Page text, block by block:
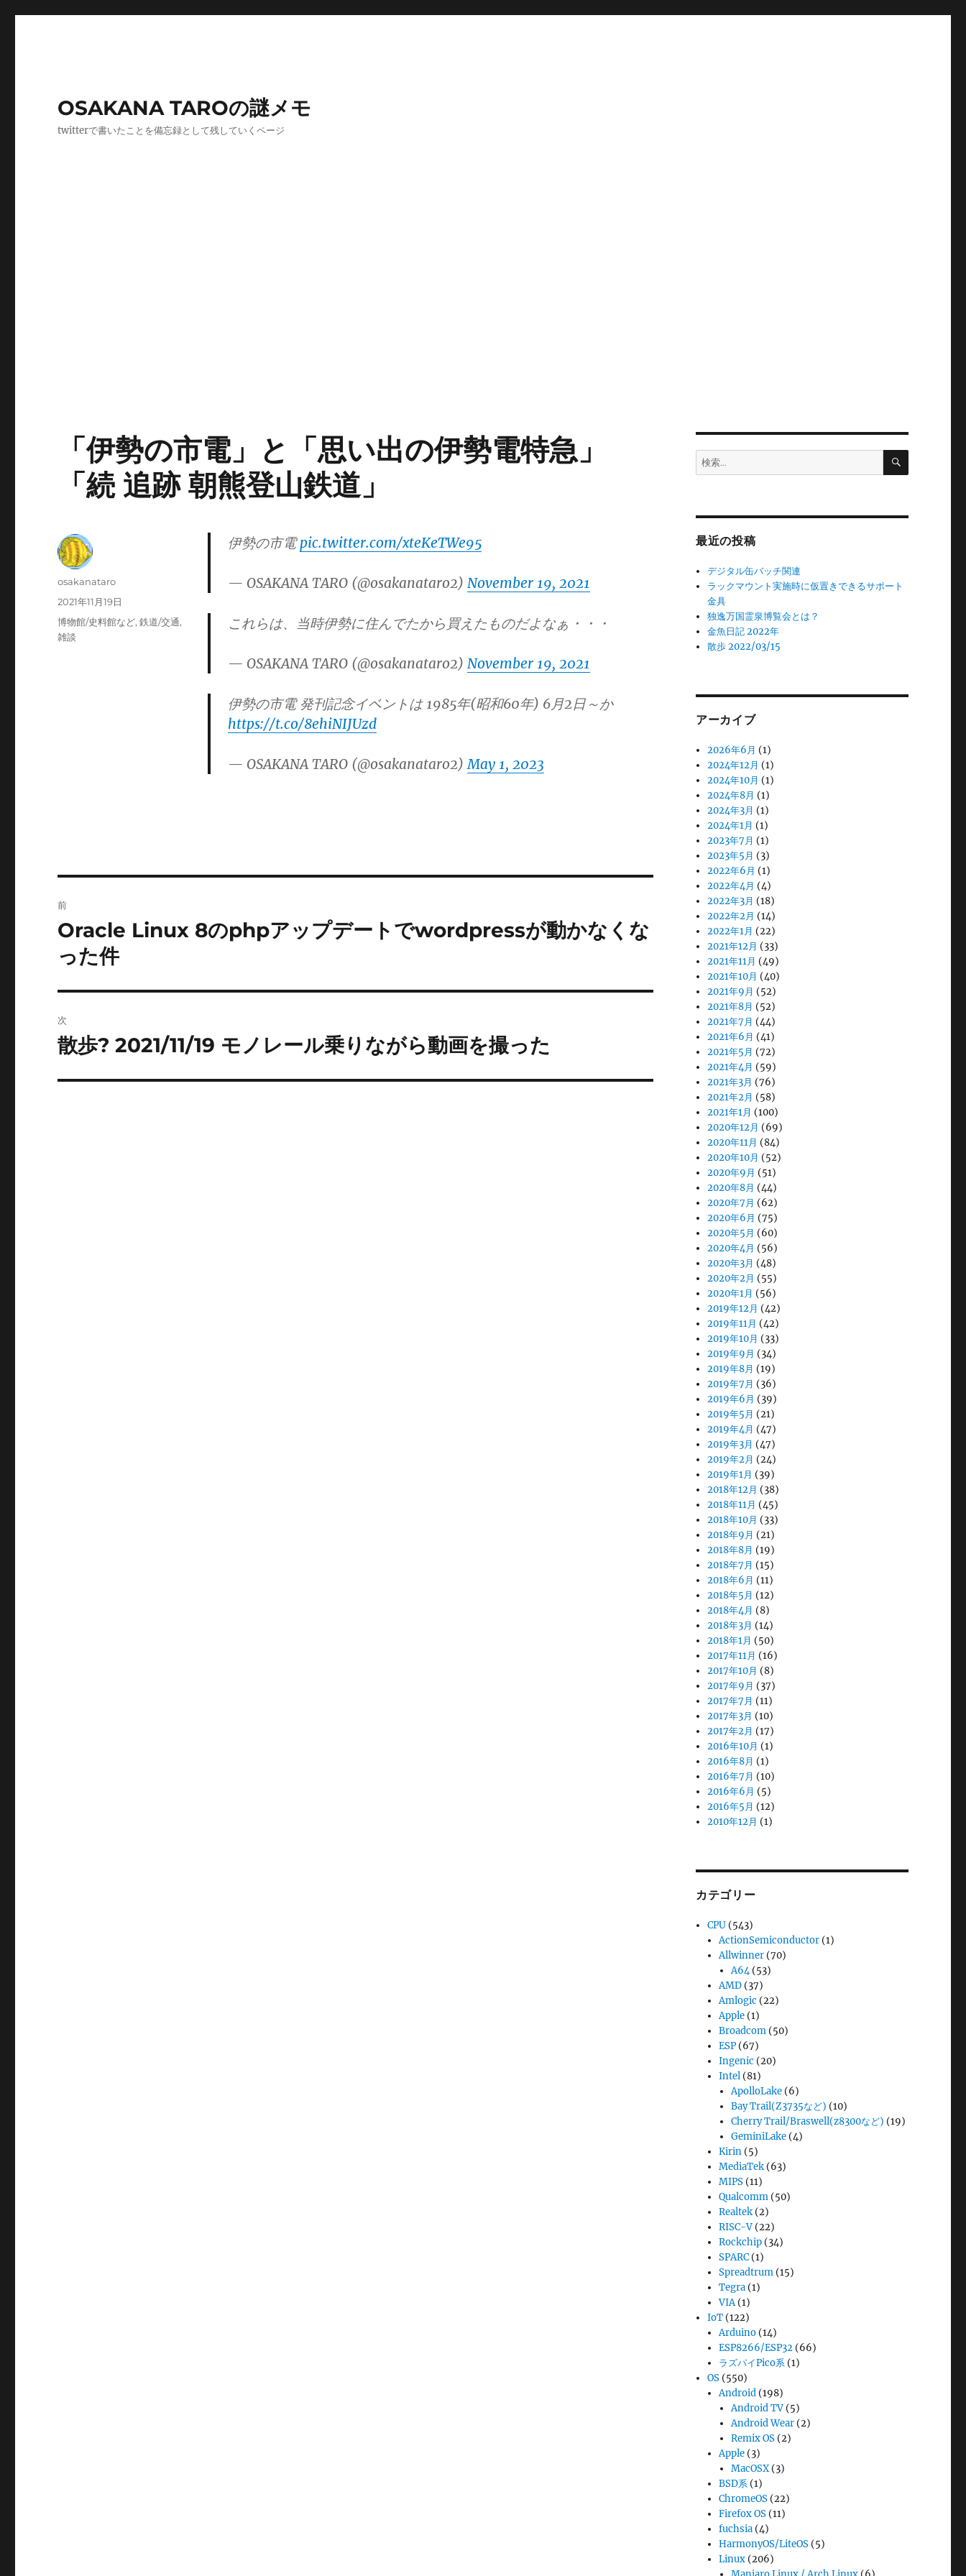
OSAKANA TAROの謎メモ
twitterで書いたことを備忘録として残していくページ
「伊勢の市電」と「思い出の伊勢電特急」
「続 追跡 朝熊登山鉄道」
伊勢の市電pic.twitter.com/xteKeTWe95
— OSAKANA TARO (@osakanataro2) November 19, 2021
これらは、当時伊勢に住んでたから買えたものだよなぁ・・・
— OSAKANA TARO (@osakanataro2) November 19, 2021
伊勢の市電 発刊記念イベントは 1985年(昭和60年) 6月2日～か
https://t.co/8ehiNIJUzd
— OSAKANA TARO (@osakanataro2)May 1, 2023
投
osakanataro
投
稿
日:
2021年11月19日
カ
テ
博物館/史料館など,鉄道/交通,
雑談
稿
ナ
ゲ
ー
前
前
投
稿:
Oracle Linux 8のphpアップデートでwordpressが動かなくな
った件
次
次
投
散歩? 2021/11/19 モノレール乗りながら動画を撮った
検
索:
検
最近の投稿
デジタル缶バッチ関連
ラックマウント実施時に仮置きできるサポート
金具
独逸万国霊泉博覧会とは？
金魚日記 2022年
散歩 2022/03/15
アーカイブ
2026年6月 (1)
2024年12月 (1)
2024年10月 (1)
2024年8月 (1)
2024年3月 (1)
2024年1月 (1)
2023年7月 (1)
2023年5月 (3)
2022年6月 (1)
2022年4月 (4)
2022年3月 (18)
2022年2月 (14)
2022年1月 (22)
2021年12月 (33)
2021年11月 (49)
2021年10月 (40)
2021年9月 (52)
2021年8月 (52)
2021年7月 (44)
2021年6月 (41)
2021年5月 (72)
2021年4月 (59)
2021年3月 (76)
2021年2月 (58)
2021年1月 (100)
2020年12月 (69)
2020年11月 (84)
2020年10月 (52)
2020年9月 (51)
2020年8月 (44)
2020年7月 (62)
2020年6月 (75)
2020年5月 (60)
2020年4月 (56)
2020年3月 (48)
2020年2月 (55)
2020年1月 (56)
2019年12月 (42)
2019年11月 (42)
2019年10月 (33)
2019年9月 (34)
2019年8月 (19)
2019年7月 (36)
2019年6月 (39)
2019年5月 (21)
2019年4月 (47)
2019年3月 (47)
2019年2月 (24)
2019年1月 (39)
2018年12月 (38)
2018年11月 (45)
2018年10月 (33)
2018年9月 (21)
2018年8月 (19)
2018年7月 (15)
2018年6月 (11)
2018年5月 (12)
2018年4月 (8)
2018年3月 (14)
2018年1月 (50)
2017年11月 (16)
2017年10月 (8)
2017年9月 (37)
2017年7月 (11)
2017年3月 (10)
2017年2月 (17)
2016年10月 (1)
2016年8月 (1)
2016年7月 (10)
2016年6月 (5)
2016年5月 (12)
2010年12月 (1)
カテゴリー
CPU (543)
ActionSemiconductor (1)
Allwinner (70)
A64(53)
AMD (37)
Amlogic (22)
Apple (1)
Broadcom (50)
ESP (67)
Ingenic (20)
Intel (81)
ApolloLake(6)
Bay Trail(Z3735など) (10)
Cherry Trail/Braswell(z8300など) (19)
GeminiLake(4)
Kirin (5)
MediaTek (63)
MIPS (11)
Qualcomm (50)
Realtek (2)
RISC-V (22)
Rockchip (34)
SPARC (1)
Spreadtrum (15)
Tegra (1)
VIA(1)
IoT (122)
Arduino (14)
ESP8266/ESP32 (66)
ラズパイPico系 (1)
OS (550)
Android (198)
Android TV(5)
Android Wear(2)
Remix OS(2)
Apple (3)
MacOSX(3)
BSD系 (1)
ChromeOS (22)
Firefox OS (11)
fuchsia (4)
HarmonyOS/LiteOS (5)
Linux (206)